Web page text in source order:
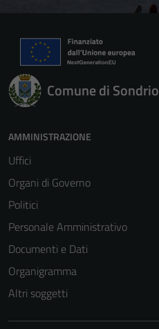
Comune di Sondrio
AMMINISTRAZIONE
Uffici
Organi di Governo
Politici
Personale Amministrativo
Documenti e Dati
Organigramma
Altri soggetti